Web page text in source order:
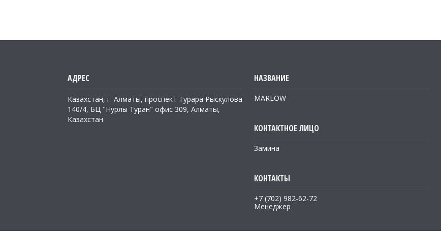
Казахстан, г. Алматы, проспект Турара Рыскулова
140/4, БЦ "Нурлы Туран" офис 309, Алматы,
Казахстан
MARLOW
Замина
+7 (702) 982-62-72
Менеджер